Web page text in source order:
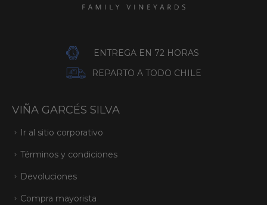
ENTREGA EN 72 HORAS
REPARTO A TODO CHILE
VIÑA GARCÉS SILVA
Ir al sitio corporativo
Términos y condiciones
Devoluciones
Compra mayorista